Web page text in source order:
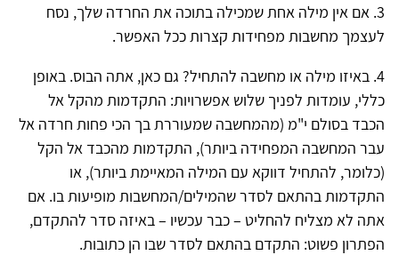
3. אם אין מילה אחת שמכילה בתוכה את החרדה שלך, נסח
לעצמך מחשבות מפחידות קצרות ככל האפשר.
4. באיזו מילה או מחשבה להתחיל? גם כאן, אתה הבוס. באופן
כללי, עומדות לפניך שלוש אפשרויות: התקדמות מהקל אל
הכבד בסולם י"מ (מהמחשבה שמעוררת בך הכי פחות חרדה אל
עבר המחשבה המפחידה ביותר), התקדמות מהכבד אל הקל
(כלומר, להתחיל דווקא עם המילה המאיימת ביותר), או
התקדמות בהתאם לסדר שהמילים/המחשבות מופיעות בו. אם
אתה לא מצליח להחליט – כבר עכשיו – באיזה סדר להתקדם,
הפתרון פשוט: התקדם בהתאם לסדר שבו הן כתובות.